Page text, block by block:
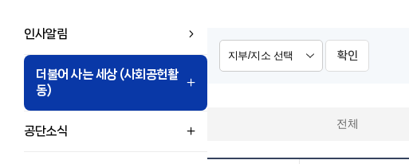
인사알림
더불어 사는 세상 (사회공헌활
동)
공단소식
확인
전체